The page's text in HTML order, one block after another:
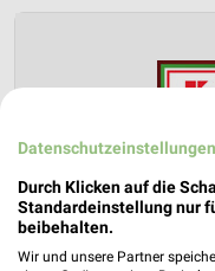
Datenschutzeinstellungen
Durch Klicken auf die
Standardeinstellung nur
beibehalten.
Wir und unsere Partner